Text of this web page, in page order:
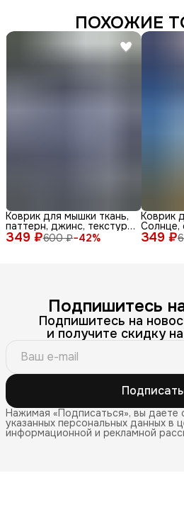
ПОХОЖИЕ
349 ₽600 ₽−42%
Коврик для мышки ткань,
паттерн, джинс, текстура,
синий, бел 349 ₽
Коврик
Солнце,
очки,
Подпишитесь
Подпишитесь на
и получите скидку
Нажимая «Подписаться», вы даете
указанных персональных данных в
информационной и рекламной